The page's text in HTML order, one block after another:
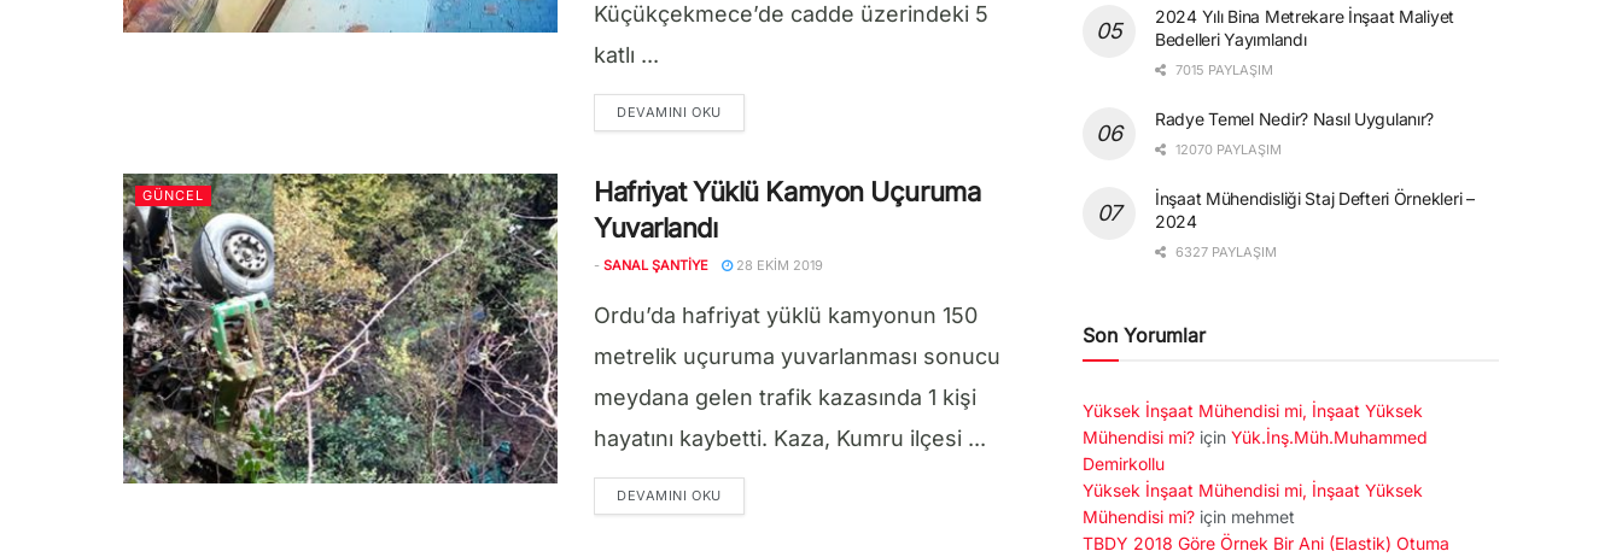
Küçükçekmece’de cadde üzerindeki 5
katlı ...
DEVAMINI OKUDETAILS
GÜNCEL
Hafriyat Yüklü Kamyon Uçuruma
Yuvarlandı
- SANAL ŞANTIYE 28 EKIM 2019
Ordu’da hafriyat yüklü kamyonun 150
metrelik uçuruma yuvarlanması sonucu
meydana gelen trafik kazasında 1 kişi
hayatını kaybetti. Kaza, Kumru ilçesi ...
DEVAMINI OKUDETAILS
2024 Yılı Bina Metrekare İnşaat Maliyet
Bedelleri Yayımlandı
7015 PAYLAŞIM
Radye Temel Nedir? Nasıl Uygulanır?
12070 PAYLAŞIM
İnşaat Mühendisliği Staj Defteri Örnekleri –
2024
6327 PAYLAŞIM
Son Yorumlar
Yüksek İnşaat Mühendisi mi, İnşaat Yüksek
Mühendisi mi? için Yük.İnş.Müh.Muhammed
Demirkollu
Yüksek İnşaat Mühendisi mi, İnşaat Yüksek
Mühendisi mi? için mehmet
TBDY 2018 Göre Örnek Bir Ani (Elastik) Otuma